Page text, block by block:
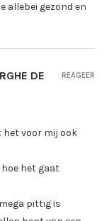
allebei gezond en
DE
het voor mij ook
hoe het gaat
pittig is
REAGEER